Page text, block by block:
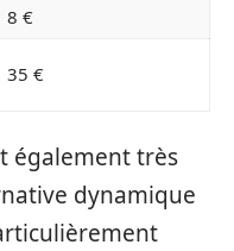
8 €
35 €
également très
dynamique